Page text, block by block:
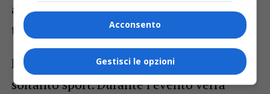
autentico simbolo identitario del
territorio.
Ma il 1° Trofeo Città di Gattinara non sarà
soltanto sport. Durante l’evento verrà
Acconsento
Gestisci le opzioni